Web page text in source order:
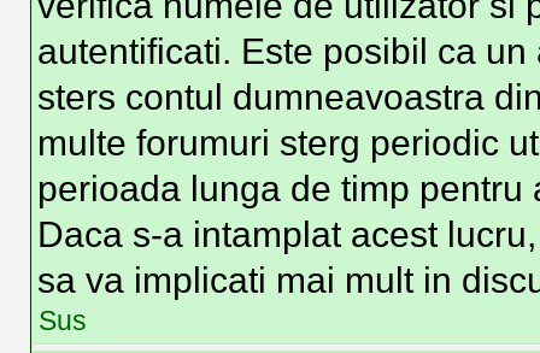
autentificati. Este posibil ca
sters contul dumneavoastra
multe forumuri sterg periodic
perioada lunga de timp
Daca s-a intamplat acest
sa va implicati mai mult in
Sus